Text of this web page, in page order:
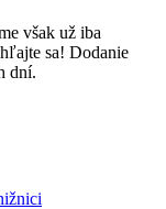
však už iba
sa! Dodanie
dní.